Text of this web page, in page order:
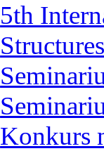
5th
Konkurs